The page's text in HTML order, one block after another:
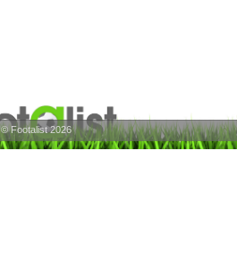
MD 43
© Footalist 2026